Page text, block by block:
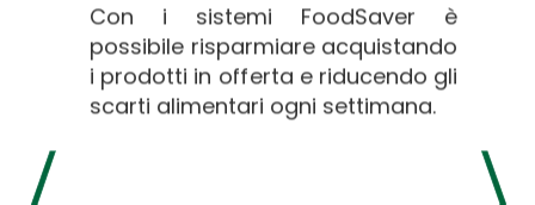
Con i sistemi FoodSaver è
possibile risparmiare acquistando
i prodotti in offerta e riducendo gli
scarti alimentari ogni settimana.